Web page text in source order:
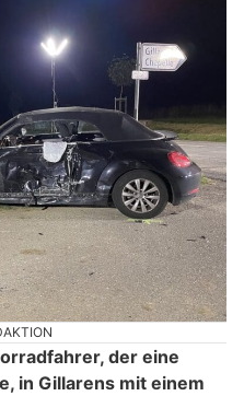
der eine
in Gillarens mit einem